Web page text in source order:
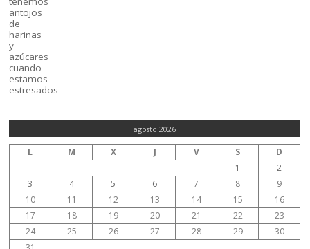
agosto 2026
L M X J V S
D
1
2
3
4 5 6 7 8
9
10
11 12 13 14 15
16
17
18 19 20 21 22
23
24
25 26 27 28 29
30